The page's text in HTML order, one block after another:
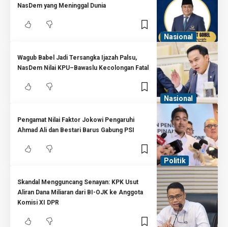
Nasional
NasDem yang Meninggal Dunia
Nasional
Wagub Babel Jadi Tersangka Ijazah Palsu,
NasDem Nilai KPU–Bawaslu Kecolongan Fatal
Politik
Pengamat Nilai Faktor Jokowi Pengaruhi
Ahmad Ali dan Bestari Barus Gabung PSI
Skandal Mengguncang Senayan: KPK Usut
Aliran Dana Miliaran dari BI-OJK ke Anggota
Komisi XI DPR